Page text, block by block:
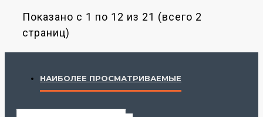
Показано с 1 по 12 из 21 (всего 2
страниц)
НАИБОЛЕЕ ПРОСМАТРИВАЕМЫЕ